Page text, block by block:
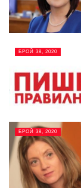
БРОЙ 38, 2020
БРОЙ 38, 2020